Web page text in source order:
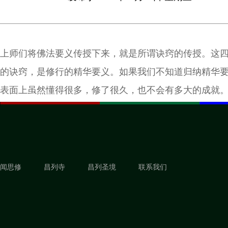
上师们将佛法要义传授下来，就是所谓诀窍的传授。这
的诀窍，是修行的精华要义。如果我们不知道归纳精华
表面上虽然懂得很多，修了很久，也不会有多大的成就
闻思修 昌列寺 昌列圣境 联系我们